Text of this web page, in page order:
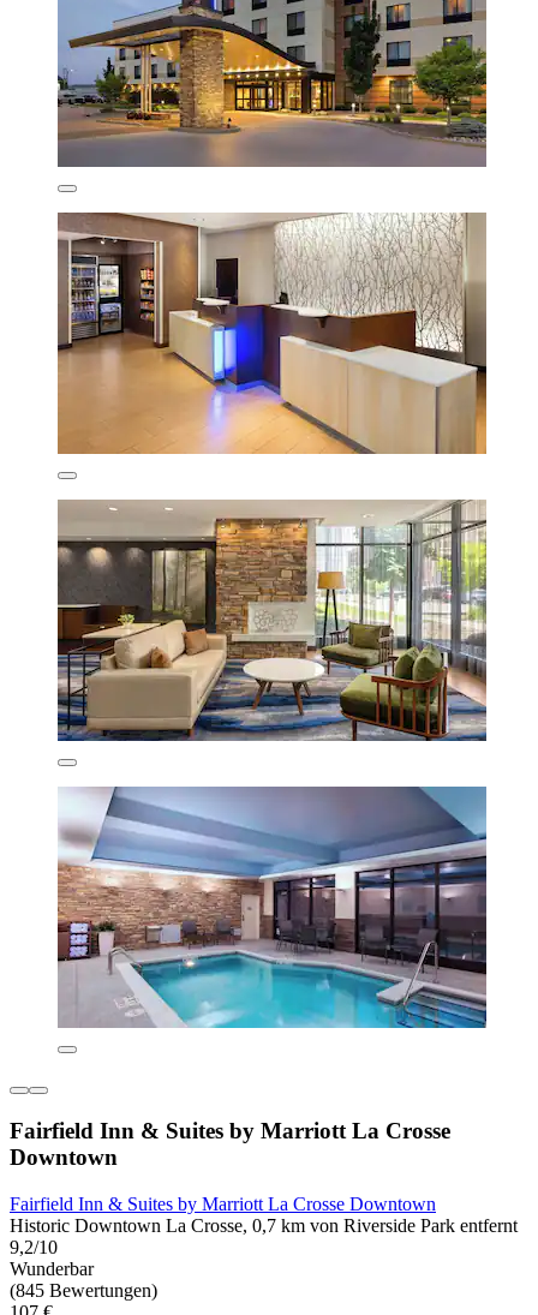
Fairfield Inn & Suites by Marriott La Crosse
Downtown
Fairfield Inn & Suites by Marriott La Crosse Downtown
Historic Downtown La Crosse, 0,7 km von Riverside Park entfernt
9,2/10
Wunderbar
(845 Bewertungen)